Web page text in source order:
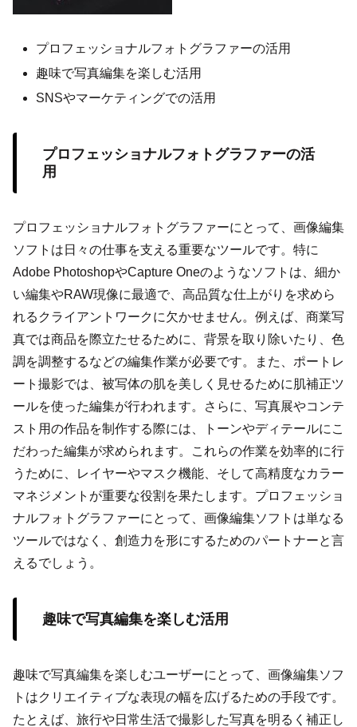
プロフェッショナルフォトグラファーの活用
趣味で写真編集を楽しむ活用
SNSやマーケティングでの活用
プロフェッショナルフォトグラファーの活
用
プロフェッショナルフォトグラファーにとって、画像編集
ソフトは日々の仕事を支える重要なツールです。特に
Adobe PhotoshopやCapture Oneのようなソフトは、細か
い編集やRAW現像に最適で、高品質な仕上がりを求めら
れるクライアントワークに欠かせません。例えば、商業写
真では商品を際立たせるために、背景を取り除いたり、色
調を調整するなどの編集作業が必要です。また、ポートレ
ート撮影では、被写体の肌を美しく見せるために肌補正ツ
ールを使った編集が行われます。さらに、写真展やコンテ
スト用の作品を制作する際には、トーンやディテールにこ
だわった編集が求められます。これらの作業を効率的に行
うために、レイヤーやマスク機能、そして高精度なカラー
マネジメントが重要な役割を果たします。プロフェッショ
ナルフォトグラファーにとって、画像編集ソフトは単なる
ツールではなく、創造力を形にするためのパートナーと言
えるでしょう。
趣味で写真編集を楽しむ活用
趣味で写真編集を楽しむユーザーにとって、画像編集ソフ
トはクリエイティブな表現の幅を広げるための手段です。
たとえば、旅行や日常生活で撮影した写真を明るく補正し